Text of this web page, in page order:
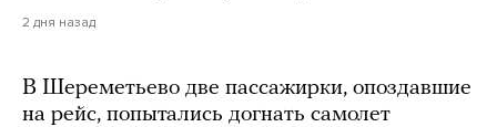
2 дня назад
В Шереметьево две пассажирки, опоздавшие
на рейс, попытались догнать самолет